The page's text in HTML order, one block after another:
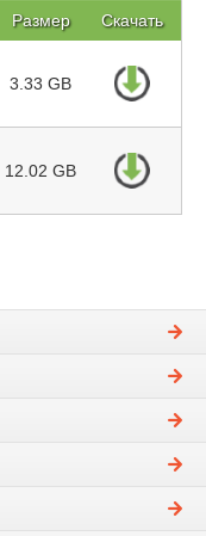
Размер Скачать
3.33 GB
12.02 GB